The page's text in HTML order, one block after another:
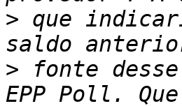
> que
> fonte